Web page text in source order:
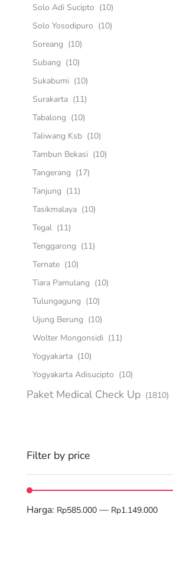
Solo Adi Sucipto (10)
Solo Yosodipuro (10)
Soreang (10)
Subang (10)
Sukabumi (10)
Surakarta (11)
Tabalong (10)
Taliwang Ksb (10)
Tambun Bekasi (10)
Tangerang (17)
Tanjung (11)
Tasikmalaya (10)
Tegal (11)
Tenggarong (11)
Ternate (10)
Tiara Pamulang (10)
Tulungagung (10)
Ujung Berung (10)
Wolter Mongonsidi (11)
Yogyakarta (10)
Yogyakarta Adisucipto (10)
Paket Medical Check Up (1810)
Filter by price
Harga: Rp585.000 — Rp1.149.000